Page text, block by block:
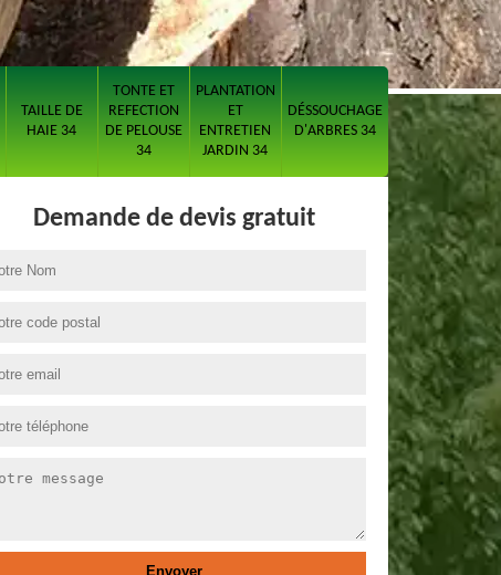
TAILLE DE
HAIE 34
TONTE ET
REFECTION
DE PELOUSE
34
PLANTATION
ET
ENTRETIEN
JARDIN 34
DÉSSOUCHAGE
D'ARBRES 34
Demande de devis gratuit